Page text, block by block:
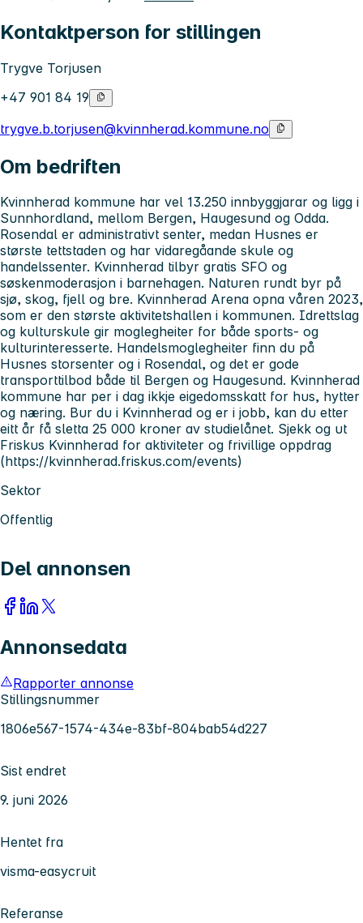
Kontaktperson for stillingen
Trygve Torjusen
+47 901 84 19
trygve.b.torjusen@kvinnherad.kommune.no
Om bedriften
Kvinnherad kommune har vel 13.250 innbyggjarar og ligg i
Sunnhordland, mellom Bergen, Haugesund og Odda.
Rosendal er administrativt senter, medan Husnes er
største tettstaden og har vidaregåande skule og
handelssenter. Kvinnherad tilbyr gratis SFO og
søskenmoderasjon i barnehagen. Naturen rundt byr på
sjø, skog, fjell og bre. Kvinnherad Arena opna våren 2023,
som er den største aktivitetshallen i kommunen. Idrettslag
og kulturskule gir moglegheiter for både sports- og
kulturinteresserte. Handelsmoglegheiter finn du på
Husnes storsenter og i Rosendal, og det er gode
transporttilbod både til Bergen og Haugesund. Kvinnherad
kommune har per i dag ikkje eigedomsskatt for hus, hytter
og næring. Bur du i Kvinnherad og er i jobb, kan du etter
eitt år få sletta 25 000 kroner av studielånet. Sjekk og ut
Friskus Kvinnherad for aktiviteter og frivillige oppdrag
(https://kvinnherad.friskus.com/events)
Sektor
Offentlig
Del annonsen
Annonsedata
Rapporter annonse
Stillingsnummer
1806e567-1574-434e-83bf-804bab54d227
Sist endret
9. juni 2026
Hentet fra
visma-easycruit
Referanse